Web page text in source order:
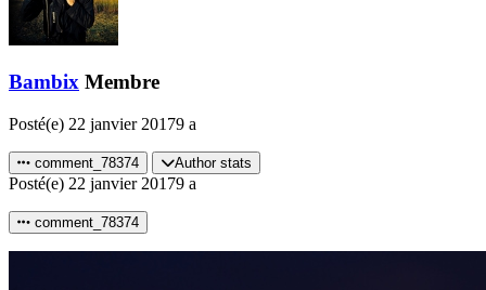
Bambix Membre
Posté(e) 22 janvier 20179 a
comment_78374 Author stats
Posté(e) 22 janvier 20179 a
comment_78374